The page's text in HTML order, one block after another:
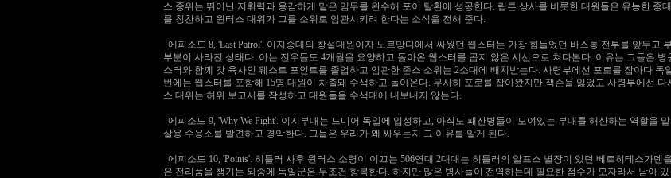
스 중위는 뛰어난 지휘력과 용감하게 맡은 임무를 완수해 포이 탈환에 성공한다. 립튼 상사를 비롯한 대원들은 유능한 중
를 칭찬하고 윈터스 대위가 그를 소위로 임관시키려 한다는 소식을 전해 준다.
에피소드 8, 'Last Patrol'. 이지중대의 창설대원이자 노르망디에서 싸웠던 웹스터는 가장 힘들었던 바스통 전투를 앞두고
부분이 사라진 상태다. 아는 전우들도 4개월을 요양하고 돌아온 웹스터를 곱지 않은 시선으로 쳐다본다. 이유는 그들은
스터와 함께 갓 육사인 웨스트 포인트를 졸업하고 임관한 존스 소위는 2소대에 배치받는다. 사령부에선 포로를 잡아다 독
번에는 웹스터를 포함해 15명 대원이 차출돼 수색하고 돌아온다. 무사히 포로를 잡아왔지만 잭슨을 잃었고 사령부에선
스 대위는 허위 보고서를 작성하고 대원들을 수색대에 내보내지 않는다.
에피소드 9, 'Why We Fight'. 이지부대는 드디어 독일에 입성하고, 아직도 패잔병들이 모여있는 부대를 해산하는 역할을
살용 수용소를 발견하고 경악한다. 그들은 우리가 왜 싸우는지 그 이유를 알게 된다.
에피소드 10, 'Points'. 히틀러 사후 윈터스 소령이 이끄는 506연대 2대대는 히틀러의 알프스 별장이 있던 베르히테스가
은 전리품을 챙기는 와중에 독일군은 무조건 항복한다. 하지만 많은 병사들이 전역하는데 필요한 점수가 모자라서 남아